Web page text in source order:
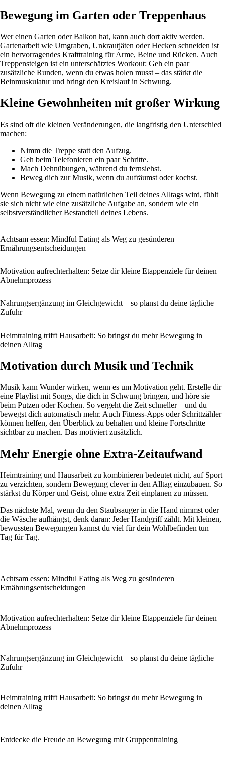
Bewegung im Garten oder Treppenhaus
Wer einen Garten oder Balkon hat, kann auch dort aktiv werden.
Gartenarbeit wie Umgraben, Unkrautjäten oder Hecken schneiden ist
ein hervorragendes Krafttraining für Arme, Beine und Rücken. Auch
Treppensteigen ist ein unterschätztes Workout: Geh ein paar
zusätzliche Runden, wenn du etwas holen musst – das stärkt die
Beinmuskulatur und bringt den Kreislauf in Schwung.
Kleine Gewohnheiten mit großer Wirkung
Es sind oft die kleinen Veränderungen, die langfristig den Unterschied
machen:
Nimm die Treppe statt den Aufzug.
Geh beim Telefonieren ein paar Schritte.
Mach Dehnübungen, während du fernsiehst.
Beweg dich zur Musik, wenn du aufräumst oder kochst.
Wenn Bewegung zu einem natürlichen Teil deines Alltags wird, fühlt
sie sich nicht wie eine zusätzliche Aufgabe an, sondern wie ein
selbstverständlicher Bestandteil deines Lebens.
Achtsam essen: Mindful Eating als Weg zu gesünderen
Ernährungsentscheidungen
Motivation aufrechterhalten: Setze dir kleine Etappenziele für deinen
Abnehmprozess
Nahrungsergänzung im Gleichgewicht – so planst du deine tägliche
Zufuhr
Heimtraining trifft Hausarbeit: So bringst du mehr Bewegung in
deinen Alltag
Motivation durch Musik und Technik
Musik kann Wunder wirken, wenn es um Motivation geht. Erstelle dir
eine Playlist mit Songs, die dich in Schwung bringen, und höre sie
beim Putzen oder Kochen. So vergeht die Zeit schneller – und du
bewegst dich automatisch mehr. Auch Fitness-Apps oder Schrittzähler
können helfen, den Überblick zu behalten und kleine Fortschritte
sichtbar zu machen. Das motiviert zusätzlich.
Mehr Energie ohne Extra-Zeitaufwand
Heimtraining und Hausarbeit zu kombinieren bedeutet nicht, auf Sport
zu verzichten, sondern Bewegung clever in den Alltag einzubauen. So
stärkst du Körper und Geist, ohne extra Zeit einplanen zu müssen.
Das nächste Mal, wenn du den Staubsauger in die Hand nimmst oder
die Wäsche aufhängst, denk daran: Jeder Handgriff zählt. Mit kleinen,
bewussten Bewegungen kannst du viel für dein Wohlbefinden tun –
Tag für Tag.
Achtsam essen: Mindful Eating als Weg zu gesünderen
Ernährungsentscheidungen
Motivation aufrechterhalten: Setze dir kleine Etappenziele für deinen
Abnehmprozess
Nahrungsergänzung im Gleichgewicht – so planst du deine tägliche
Zufuhr
Heimtraining trifft Hausarbeit: So bringst du mehr Bewegung in
deinen Alltag
Entdecke die Freude an Bewegung mit Gruppentraining